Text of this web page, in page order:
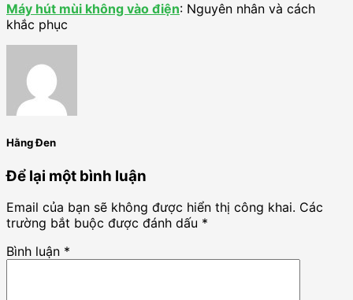
Máy hút mùi không vào điện: Nguyên nhân và cách
khắc phục
Hằng Đen
Để lại một bình luận
Email của bạn sẽ không được hiển thị công khai. Các
trường bắt buộc được đánh dấu *
Bình luận *